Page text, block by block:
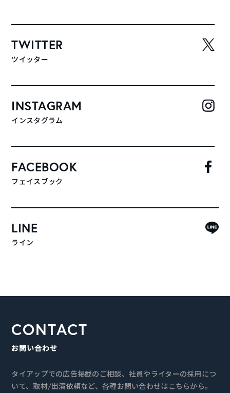
TWITTER
ツイッター
INSTAGRAM
インスタグラム
FACEBOOK
フェイスブック
LINE
ライン
CONTACT
お問い合わせ
タイアップでの広告掲載のご相談、社員やライターの採用につ
いて、取材/出演依頼など、各種お問い合わせはこちらから。